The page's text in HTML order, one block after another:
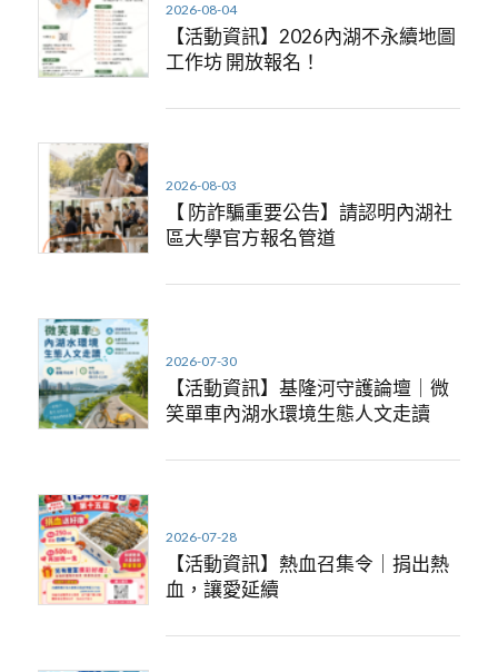
2026-08-04
【活動資訊】2026內湖不永續地圖
工作坊 開放報名！
2026-08-03
【 防詐騙重要公告】請認明內湖社
區大學官方報名管道
2026-07-30
【活動資訊】基隆河守護論壇｜微
笑單車內湖水環境生態人文走讀
2026-07-28
【活動資訊】熱血召集令｜捐出熱
血，讓愛延續